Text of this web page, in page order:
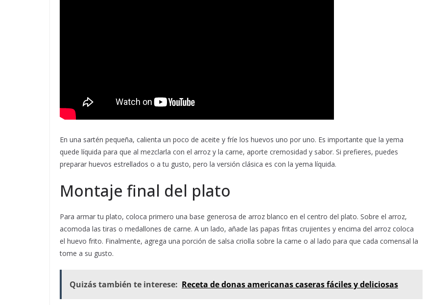
En una sartén pequeña, calienta un poco de aceite y fríe los huevos uno por uno. Es importante que la yema
quede líquida para que al mezclarla con el arroz y la carne, aporte cremosidad y sabor. Si prefieres, puedes
preparar huevos estrellados o a tu gusto, pero la versión clásica es con la yema líquida.
Montaje final del plato
Para armar tu plato, coloca primero una base generosa de arroz blanco en el centro del plato. Sobre el arroz,
acomoda las tiras o medallones de carne. A un lado, añade las papas fritas crujientes y encima del arroz coloca
el huevo frito. Finalmente, agrega una porción de salsa criolla sobre la carne o al lado para que cada comensal la
tome a su gusto.
Quizás también te interese: Receta de donas americanas caseras fáciles y deliciosas